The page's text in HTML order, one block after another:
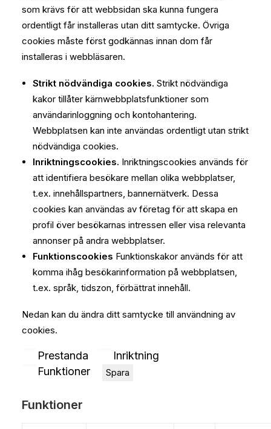
som krävs för att webbsidan ska kunna fungera
ordentligt får installeras utan ditt samtycke. Övriga
cookies måste först godkännas innan dom får
installeras i webbläsaren.
Strikt nödvändiga cookies. Strikt nödvändiga
kakor tillåter kärnwebbplatsfunktioner som
användarinloggning och kontohantering.
Webbplatsen kan inte användas ordentligt utan strikt
nödvändiga cookies.
Inriktningscookies. Inriktningscookies används för
att identifiera besökare mellan olika webbplatser,
t.ex. innehållspartners, bannernätverk. Dessa
cookies kan användas av företag för att skapa en
profil över besökarnas intressen eller visa relevanta
annonser på andra webbplatser.
Funktionscookies Funktionskakor används för att
komma ihåg besökarinformation på webbplatsen,
t.ex. språk, tidszon, förbättrat innehåll.
Nedan kan du ändra ditt samtycke till användning av
cookies.
Prestanda
Inriktning
Funktioner
Spara
Funktioner